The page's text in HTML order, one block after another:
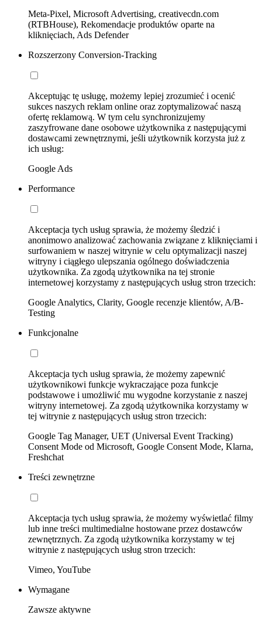
Meta-Pixel, Microsoft Advertising, creativecdn.com
(RTBHouse), Rekomendacje produktów oparte na
kliknięciach, Ads Defender
Rozszerzony Conversion-Tracking
Akceptując tę usługę, możemy lepiej zrozumieć i ocenić
sukces naszych reklam online oraz zoptymalizować naszą
ofertę reklamową. W tym celu synchronizujemy
zaszyfrowane dane osobowe użytkownika z następującymi
dostawcami zewnętrznymi, jeśli użytkownik korzysta już z
ich usług:
Google Ads
Performance
Akceptacja tych usług sprawia, że możemy śledzić i
anonimowo analizować zachowania związane z kliknięciami i
surfowaniem w naszej witrynie w celu optymalizacji naszej
witryny i ciągłego ulepszania ogólnego doświadczenia
użytkownika. Za zgodą użytkownika na tej stronie
internetowej korzystamy z następujących usług stron trzecich:
Google Analytics, Clarity, Google recenzje klientów, A/B-
Testing
Funkcjonalne
Akceptacja tych usług sprawia, że możemy zapewnić
użytkownikowi funkcje wykraczające poza funkcje
podstawowe i umożliwić mu wygodne korzystanie z naszej
witryny internetowej. Za zgodą użytkownika korzystamy w
tej witrynie z następujących usług stron trzecich:
Google Tag Manager, UET (Universal Event Tracking)
Consent Mode od Microsoft, Google Consent Mode, Klarna,
Freshchat
Treści zewnętrzne
Akceptacja tych usług sprawia, że możemy wyświetlać filmy
lub inne treści multimedialne hostowane przez dostawców
zewnętrznych. Za zgodą użytkownika korzystamy w tej
witrynie z następujących usług stron trzecich:
Vimeo, YouTube
Wymagane
Zawsze aktywne